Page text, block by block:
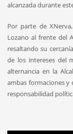
alcanzada durante
Por parte de
Lozano al frente del
resaltando su
de los intereses del
alternancia en la
ambas formaciones
responsabilidad